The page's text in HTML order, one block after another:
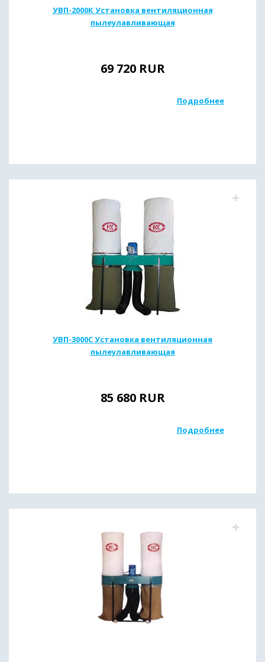
УВП-2000К Установка вентиляционная
пылеулавливающая
69 720 RUR
Подробнее
УВП-3000С Установка вентиляционная
пылеулавливающая
85 680 RUR
Подробнее